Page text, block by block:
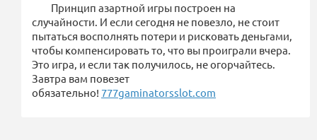
Принцип азартной игры построен на
случайности. И если сегодня не повезло, не стоит
пытаться восполнять потери и рисковать деньгами,
чтобы компенсировать то, что вы проиграли вчера.
Это игра, и если так получилось, не огорчайтесь.
Завтра вам повезет
обязательно! 777gaminatorsslot.com